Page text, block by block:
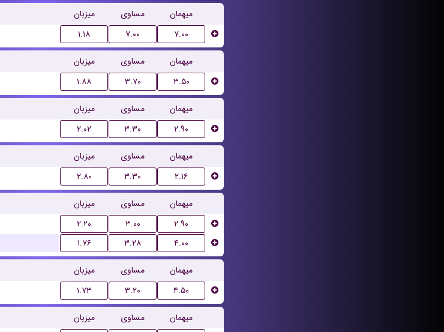
میزبان مساوی
میهمان
۱.۱۸ ۷.۰۰ ۷.۰۰
میزبان مساوی
میهمان
۱.۸۸ ۳.۷۰ ۳.۵۰
میزبان مساوی
میهمان
۲.۰۲ ۳.۳۰ ۲.۹۰
میزبان مساوی
میهمان
۲.۸۰ ۳.۳۰ ۲.۱۶
میزبان مساوی
میهمان
۲.۲۰ ۳.۰۰
۲.۹۰
۱.۷۶ ۳.۲۸ ۴.۰۰
میزبان مساوی
میهمان
۱.۷۳ ۳.۲۰ ۴.۵۰
میزبان مساوی
میهمان